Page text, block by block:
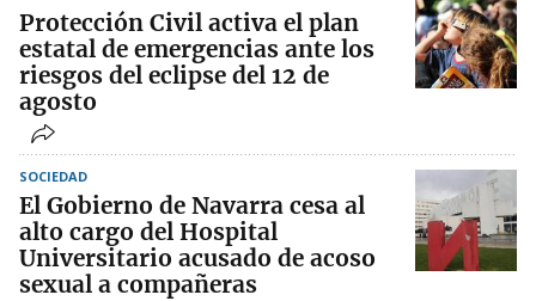
Protección Civil activa el plan
estatal de emergencias ante los
riesgos del eclipse del 12 de
agosto
SOCIEDAD
El Gobierno de Navarra cesa al
alto cargo del Hospital
Universitario acusado de acoso
sexual a compañeras